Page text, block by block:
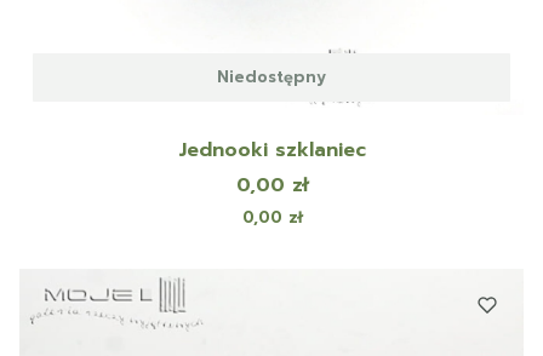
Niedostępny
Jednooki szklaniec
Cena
0,00 zł
Cena
0,00 zł